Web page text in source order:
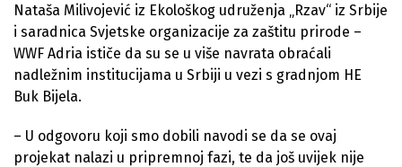
Nataša Milivojević iz Ekološkog udruženja „Rzav“ iz Srbije
i saradnica Svjetske organizacije za zaštitu prirode –
WWF Adria ističe da su se u više navrata obraćali
nadležnim institucijama u Srbiji u vezi s gradnjom HE
Buk Bijela.
– U odgovoru koji smo dobili navodi se da se ovaj
projekat nalazi u pripremnoj fazi, te da još uvijek nije